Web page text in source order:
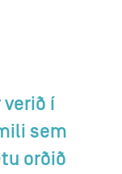
verið í
sem
orðið